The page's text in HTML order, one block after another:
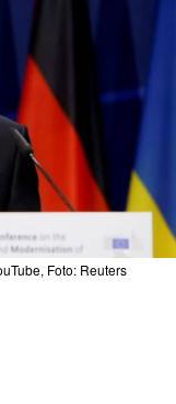
Foto: Reuters